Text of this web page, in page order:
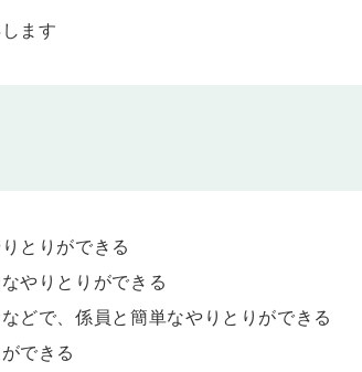
やサッカーなどを観戦したりするときのやりとりです。
ます
とりができる
やりとりができる
どで、係員と簡単なやりとりができる
できる